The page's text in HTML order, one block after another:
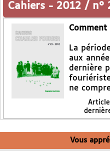
Cahiers - 2012 / n°
Comment
La
aux
dernière
ne
Vous